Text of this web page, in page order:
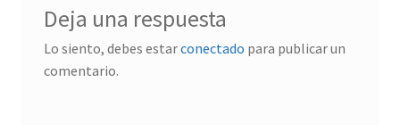
Deja una respuesta
Lo siento, debes estarconectado para publicar un
comentario.